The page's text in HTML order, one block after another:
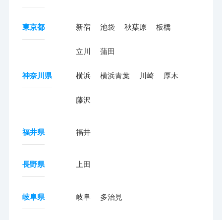
東京都 新宿 池袋 秋葉原 板橋
立川 蒲田
神奈川県 横浜 横浜青葉 川崎 厚木
藤沢
福井県 福井
長野県 上田
岐阜県 岐阜 多治見